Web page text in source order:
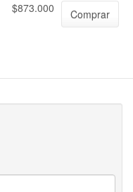
$873.000 Comprar